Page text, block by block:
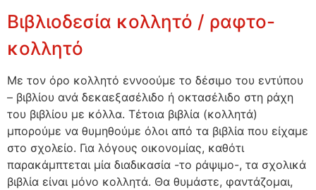
Βιβλιοδεσία κολλητό / ραφτο-
κολλητό
Με τον όρο κολλητό εννοούμε το δέσιμο του εντύπου
– βιβλίου ανά δεκαεξασέλιδο ή οκτασέλιδο στη ράχη
του βιβλίου με κόλλα. Τέτοια βιβλία (κολλητά)
μπορούμε να θυμηθούμε όλοι από τα βιβλία που είχαμε
στο σχολείο. Για λόγους οικονομίας, καθότι
παρακάμπτεται μία διαδικασία -το ράψιμο-, τα σχολικά
βιβλία είναι μόνο κολλητά. Θα θυμάστε, φαντάζομαι,